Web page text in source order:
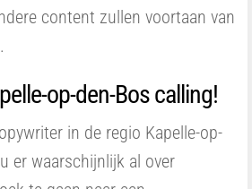
content zullen voortaan van
op-den-Bos calling!
in de regio Kapelle-op-
er waarschijnlijk al over